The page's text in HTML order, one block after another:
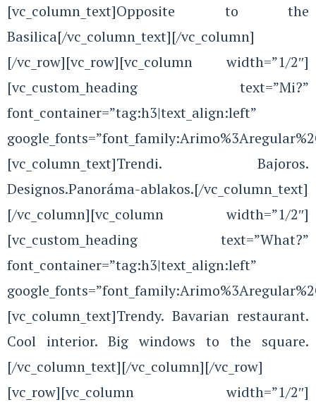
[vc_column_text]Opposite to the
Basilica[/vc_column_text][/vc_column]
[/vc_row][vc_row][vc_column width=”1/2″]
[vc_custom_heading text=”Mi?”
font_container=”tag:h3|text_align:left”
[vc_column_text]Trendi. Bajoros.
Designos.Panoráma-ablakos.[/vc_column_text]
[/vc_column][vc_column width=”1/2″]
[vc_custom_heading text=”What?”
font_container=”tag:h3|text_align:left”
[vc_column_text]Trendy. Bavarian restaurant.
Cool interior. Big windows to the square.
[/vc_column_text][/vc_column][/vc_row]
[vc_row][vc_column width=”1/2″]